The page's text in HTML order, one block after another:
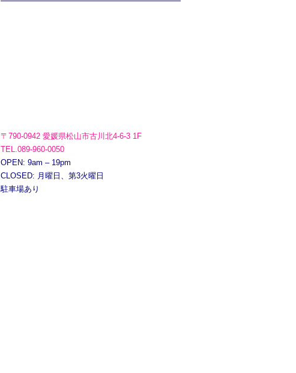
〒790-0942 愛媛県松山市古川北4-6-3 1F
TEL.089-960-0050
OPEN: 9am – 19pm
CLOSED: 月曜日、第3火曜日
駐車場あり